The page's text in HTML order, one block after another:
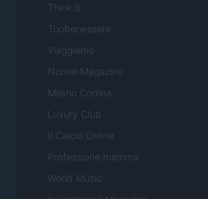
Think.it
Tuobenessere
Viaggiamo
Nonne Magazine
Milano Cortina
Luxury Club
Il Calcio Online
Professione mamma
World Music